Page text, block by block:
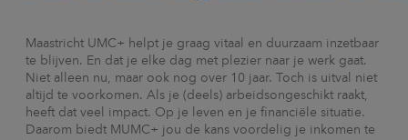
Maastricht UMC+ helpt je graag vitaal en duurzaam inzetbaar
te blijven. En dat je elke dag met plezier naar je werk gaat.
Niet alleen nu, maar ook nog over 10 jaar. Toch is uitval niet
altijd te voorkomen. Als je (deels) arbeidsongeschikt raakt,
heeft dat veel impact. Op je leven en je financiële situatie.
Daarom biedt MUMC+ jou de kans voordelig je inkomen te